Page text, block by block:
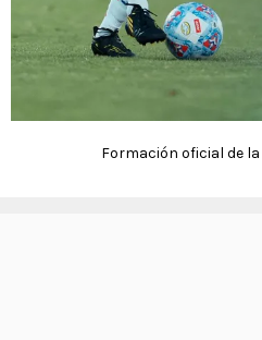
Formación oficial de